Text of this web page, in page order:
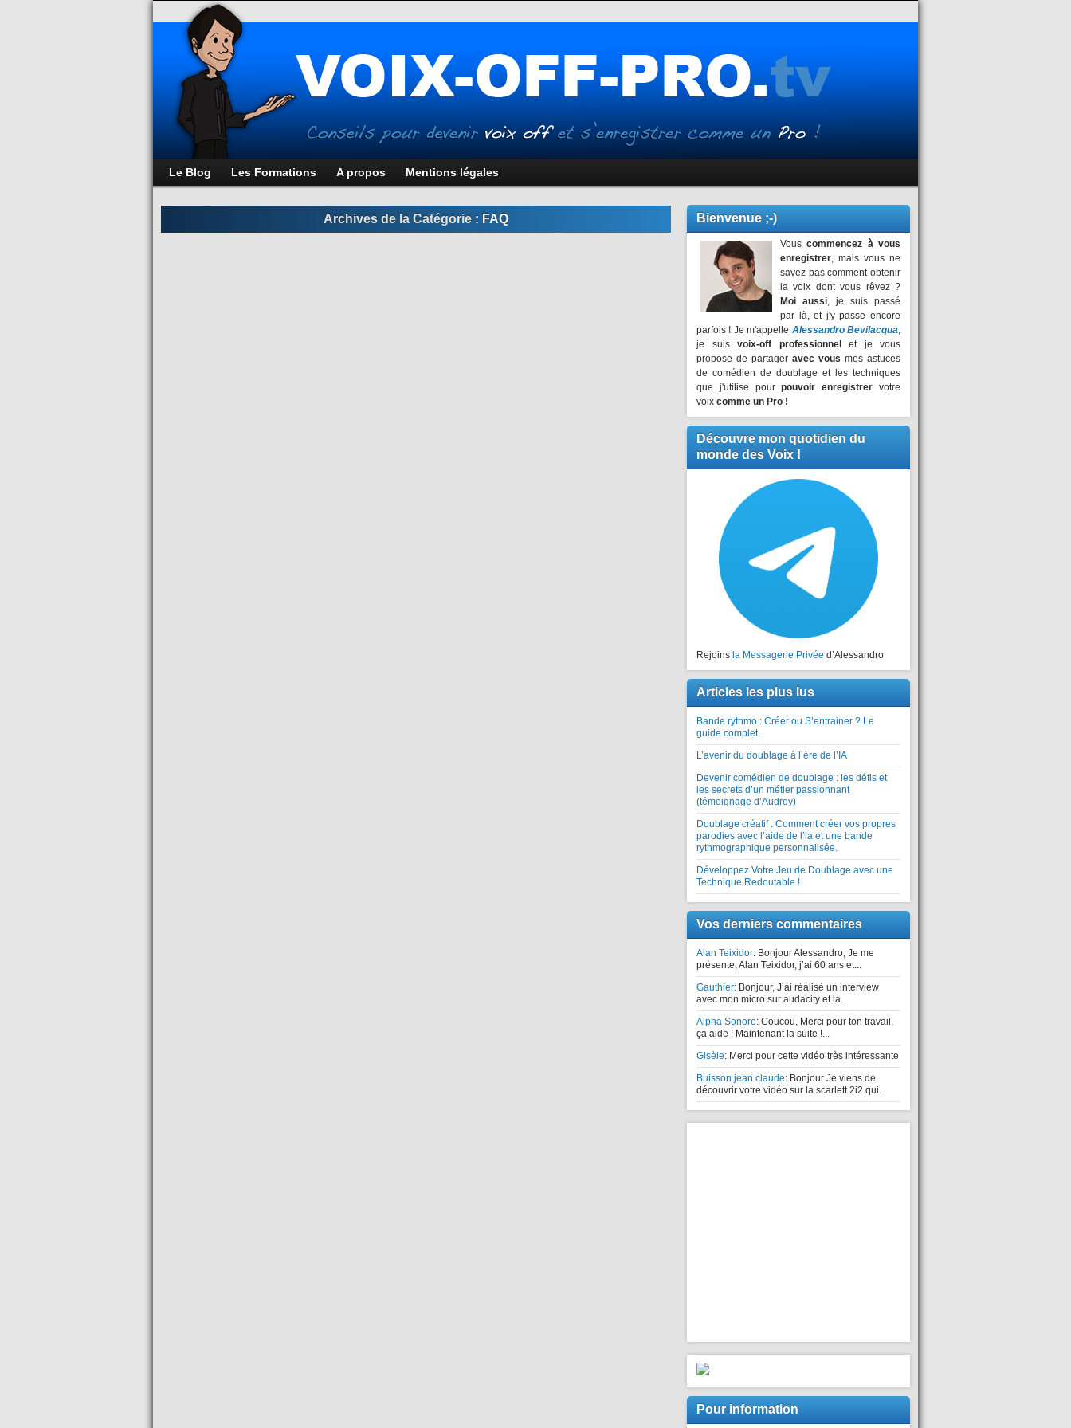
Le Blog Les Formations A propos Mentions légales
Archives de la Catégorie : FAQ Bienvenue ;-)
Vouscommencez à vous
enregistrer, mais vous ne
savez pas comment obtenir
la voix dont vous rêvez ?
Moi aussi, je suis passé
par là, et j'y passe encore
parfois ! Je m'appelle Alessandro Bevilacqua,
je suis voix-off professionnel
et je vous
propose de partager avec vous mes astuces
de comédien de doublage et les techniques
que j'utilise pourpouvoir enregistrer votre
voix comme un Pro !
Découvre mon quotidien du
monde des Voix !
Rejoins la Messagerie Privée d’Alessandro
Articles les plus lus
Bande rythmo : Créer ou S’entrainer ? Le
guide complet.
L’avenir du doublage à l’ère de l’IA
Devenir comédien de doublage : les défis et
les secrets d’un métier passionnant
(témoignage d’Audrey)
Doublage créatif : Comment créer vos propres
parodies avec l’aide de l’ia et une bande
rythmographique personnalisée.
Développez Votre Jeu de Doublage avec une
Technique Redoutable !
Vos derniers commentaires
Alan Teixidor: Bonjour Alessandro, Je me
présente, Alan Teixidor, j’ai 60 ans et...
Gauthier: Bonjour, J’ai réalisé un interview
avec mon micro sur audacity et la...
Alpha Sonore: Coucou, Merci pour ton travail,
ça aide ! Maintenant la suite !...
Gisèle: Merci pour cette vidéo très intéressante
Buisson jean claude: Bonjour Je viens de
découvrir votre vidéo sur la scarlett 2i2 qui...
Pour information